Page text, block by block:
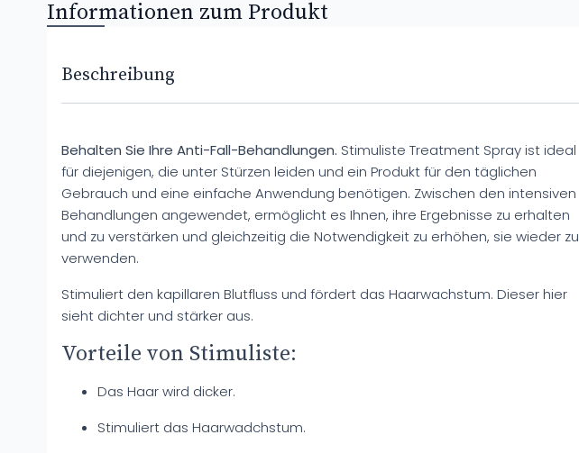
Informationen zum Produkt
Beschreibung
Behalten Sie Ihre Anti-Fall-Behandlungen. Stimuliste Treatment Spray ist ideal
für diejenigen, die unter Stürzen leiden und ein Produkt für den täglichen
Gebrauch und eine einfache Anwendung benötigen. Zwischen den intensiven
Behandlungen angewendet, ermöglicht es Ihnen, ihre Ergebnisse zu erhalten
und zu verstärken und gleichzeitig die Notwendigkeit zu erhöhen, sie wieder zu
verwenden.
Stimuliert den kapillaren Blutfluss und fördert das Haarwachstum. Dieser hier
sieht dichter und stärker aus.
Vorteile von Stimuliste:
Das Haar wird dicker.
Stimuliert das Haarwadchstum.